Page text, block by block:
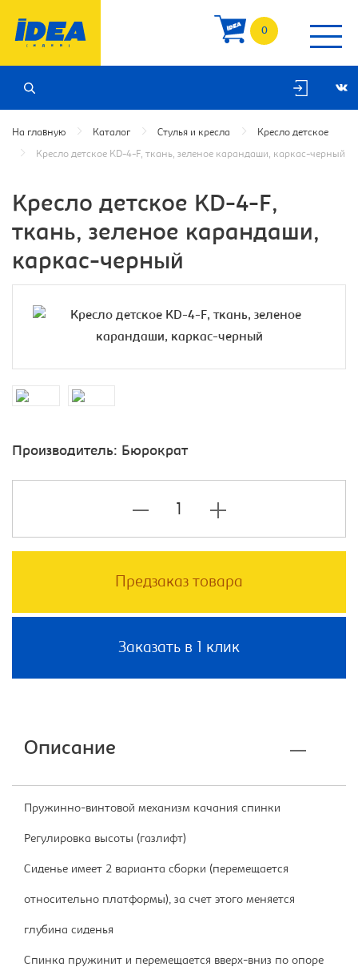
0
На главную Каталог Стулья и кресла Кресло детское
Кресло детское KD-4-F, ткань, зеленое карандаши, каркас-черный
Кресло детское KD-4-F,
ткань, зеленое карандаши,
каркас-черный
Производитель: Бюрократ
Предзаказ товара
Заказать в 1 клик
Описание
Пружинно-винтовой механизм качания спинки
Регулировка высоты (газлифт)
Сиденье имеет 2 варианта сборки (перемещается
относительно платформы), за счет этого меняется
глубина сиденья
Спинка пружинит и перемещается вверх-вниз по опоре